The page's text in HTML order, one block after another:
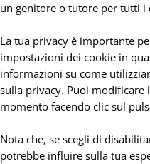
un genitore o tutore per tutti i
La tua privacy è importante
impostazioni dei cookie in
informazioni su come
sulla privacy. Puoi modificare
momento facendo clic sul
Nota che, se scegli di
potrebbe influire sulla tua